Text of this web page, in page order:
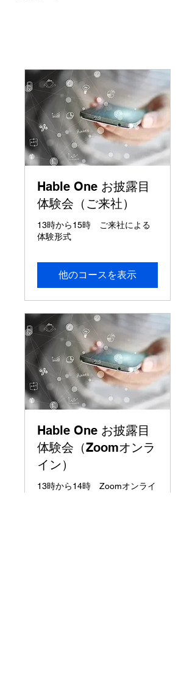
Hable One お披露目
体験会（ご来社）
13時から15時 ご来社による
体験形式
他のコースを表示
Hable One お披露目
体験会（Zoomオンラ
イン）
13時から14時 Zoomオンライ